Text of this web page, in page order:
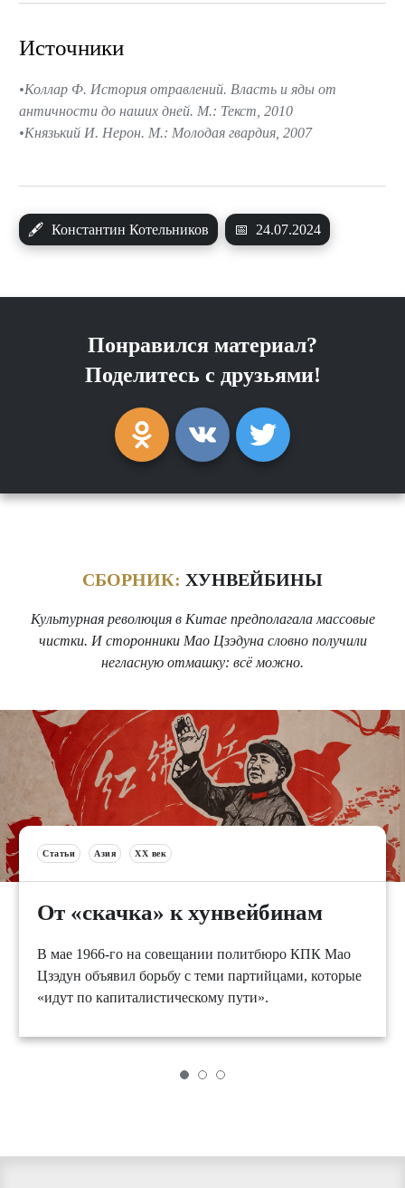
🖋 Константин Котельников 📅 24.07.2024
Источники
Коллар Ф. История отравлений. Власть и яды от
античности до наших дней. М.: Текст, 2010
Князький И. Нерон. М.: Молодая гвардия, 2007
Понравился материал?
Поделитесь с друзьями!
СБОРНИК: ХУНВЕЙБИНЫ
Культурная революция в Китае предполагала массовые
чистки. И сторонники Мао Цзэдуна словно получили
негласную отмашку: всё можно.
Статьи Азия XX век
От «скачка» к хунвейбинам
В мае 1966-го на совещании политбюро КПК Мао
Цзэдун объявил борьбу с теми партийцами, которые
«идут по капиталистическому пути».